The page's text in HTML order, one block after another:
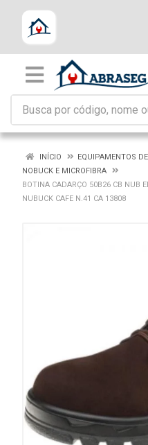
INÍCIO
EQUIPAMENTOS
NOBUCK E MICROFIBRA
BOTINA CADARÇO 50B26 CB NUB
NUBUCK CAFE N.41 CA 13808